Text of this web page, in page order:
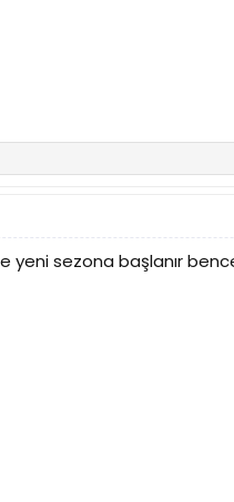
sezona başlanır